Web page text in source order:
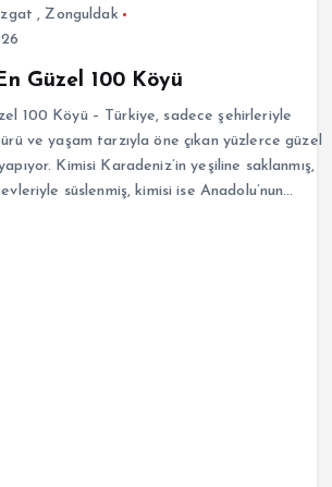
,Zonguldak
Güzel 100 Köyü
100 Köyü – Türkiye, sadece şehirleriyle
ve yaşam tarzıyla öne çıkan yüzlerce güzel
Kimisi Karadeniz’in yeşiline saklanmış,
süslenmiş, kimisi ise Anadolu’nun…